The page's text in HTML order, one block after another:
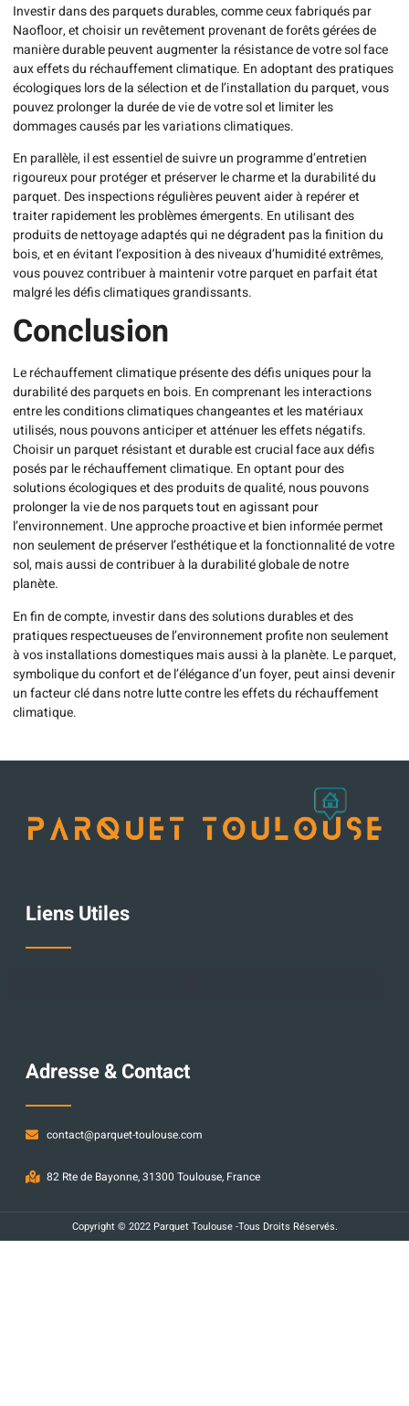
Investir dans des parquets durables, comme ceux fabriqués par
Naofloor, et choisir un revêtement provenant de forêts gérées de
manière durable peuvent augmenter la résistance de votre sol face
aux effets du réchauffement climatique. En adoptant des pratiques
écologiques lors de la sélection et de l’installation du parquet, vous
pouvez prolonger la durée de vie de votre sol et limiter les
dommages causés par les variations climatiques.
En parallèle, il est essentiel de suivre un programme d’entretien
rigoureux pour protéger et préserver le charme et la durabilité du
parquet. Des inspections régulières peuvent aider à repérer et
traiter rapidement les problèmes émergents. En utilisant des
produits de nettoyage adaptés qui ne dégradent pas la finition du
bois, et en évitant l’exposition à des niveaux d’humidité extrêmes,
vous pouvez contribuer à maintenir votre parquet en parfait état
malgré les défis climatiques grandissants.
Conclusion
Le réchauffement climatique présente des défis uniques pour la
durabilité des parquets en bois. En comprenant les interactions
entre les conditions climatiques changeantes et les matériaux
utilisés, nous pouvons anticiper et atténuer les effets négatifs.
Choisir un parquet résistant et durable est crucial face aux défis
posés par le réchauffement climatique. En optant pour des
solutions écologiques et des produits de qualité, nous pouvons
prolonger la vie de nos parquets tout en agissant pour
l’environnement. Une approche proactive et bien informée permet
non seulement de préserver l’esthétique et la fonctionnalité de votre
sol, mais aussi de contribuer à la durabilité globale de notre
planète.
En fin de compte, investir dans des solutions durables et des
pratiques respectueuses de l’environnement profite non seulement
à vos installations domestiques mais aussi à la planète. Le parquet,
symbolique du confort et de l’élégance d’un foyer, peut ainsi devenir
un facteur clé dans notre lutte contre les effets du réchauffement
climatique.
Liens Utiles
Adresse & Contact
contact@parquet-toulouse.com
82 Rte de Bayonne, 31300 Toulouse, France
Copyright © 2022 Parquet Toulouse -Tous Droits Réservés.